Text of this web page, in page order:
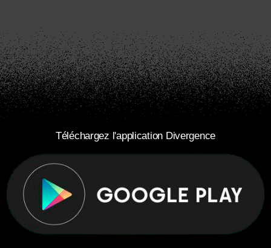
Téléchargez l'application Divergence